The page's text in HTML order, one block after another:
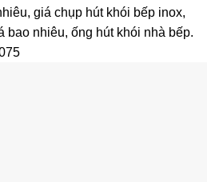
giá chụp hút khói bếp inox,
bao nhiêu, ống hút khói nhà bếp.